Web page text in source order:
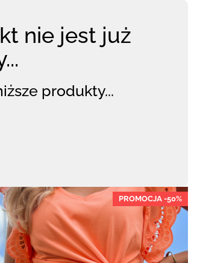
nie jest już
produkty...
PROMOCJA -50%